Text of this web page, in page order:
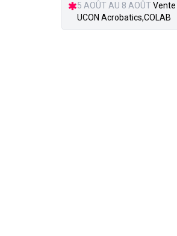
5 AOÛT AU 8 AOÛT
UCON Acrobatics,COLAB